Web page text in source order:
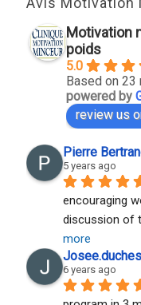
Motivation
poids
5.0
Based on 23
powered by
review us
Pierre
5 years ago
encouraging
discussion of
more
6 years ago